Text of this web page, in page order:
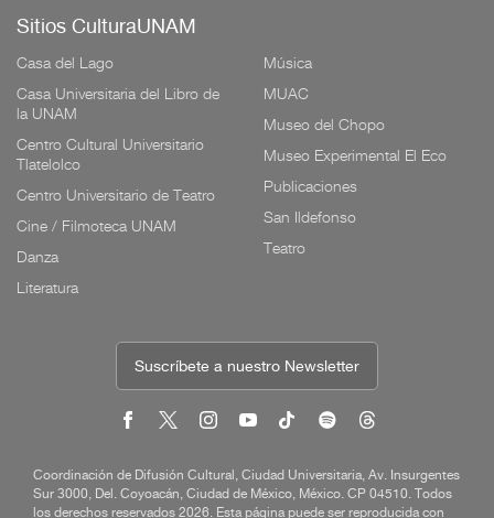
Sitios CulturaUNAM
Casa del Lago
Casa Universitaria del Libro de
la UNAM
Centro Cultural Universitario
Tlatelolco
Centro Universitario de Teatro
Cine / Filmoteca UNAM
Danza
Literatura
Música
MUAC
Museo del Chopo
Museo Experimental El Eco
Publicaciones
San Ildefonso
Teatro
Suscríbete a nuestro Newsletter
Coordinación de Difusión Cultural, Ciudad Universitaria, Av. Insurgentes
Sur 3000, Del. Coyoacán, Ciudad de México, México. CP 04510. Todos
los derechos reservados 2026. Esta página puede ser reproducida con